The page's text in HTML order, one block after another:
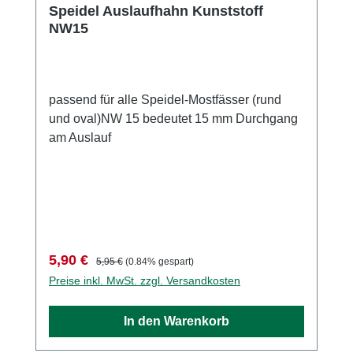
Speidel Auslaufhahn Kunststoff
NW15
passend für alle Speidel-Mostfässer (rund
und oval)NW 15 bedeutet 15 mm Durchgang
am Auslauf
Verkaufspreis:
5,90 € Regulärer Preis:
5,95 € (0.84% gespart)
Preise inkl. MwSt. zzgl. Versandkosten
In den Warenkorb